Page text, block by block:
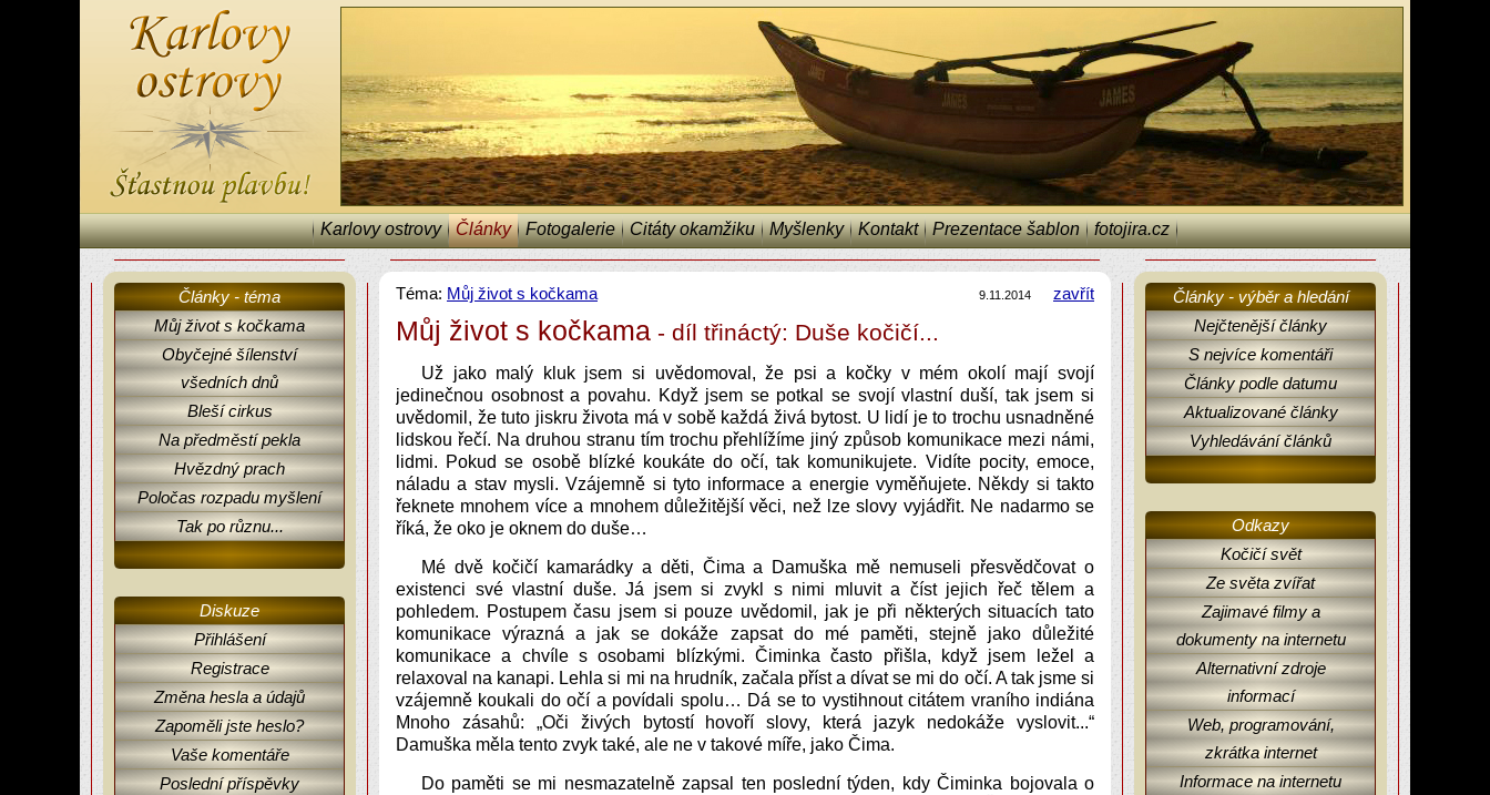
Karlovy ostrovy Články Fotogalerie Citáty okamžiku Myšlenky Kontakt Prezentace šablon fotojira.cz
Články - téma
Můj život s kočkama
Obyčejné šílenství
všedních dnů
Bleší cirkus
Na předměstí pekla
Hvězdný prach
Poločas rozpadu myšlení
Tak po různu...
Diskuze
Přihlášení
Registrace
Změna hesla a údajů
Zapoměli jste heslo?
Vaše komentáře
Poslední příspěvky
Téma: Můj život s kočkama 9.11.2014 zavřít
Můj život s kočkama - díl třináctý: Duše kočičí...
Už jako malý kluk jsem si uvědomoval, že psi a kočky v mém okolí mají svojí
jedinečnou osobnost a povahu. Když jsem se potkal se svojí vlastní duší, tak jsem si
uvědomil, že tuto jiskru života má v sobě každá živá bytost. U lidí je to trochu usnadněné
lidskou řečí. Na druhou stranu tím trochu přehlížíme jiný způsob komunikace mezi námi,
lidmi. Pokud se osobě blízké koukáte do očí, tak komunikujete. Vidíte pocity, emoce,
náladu a stav mysli. Vzájemně si tyto informace a energie vyměňujete. Někdy si takto
řeknete mnohem více a mnohem důležitější věci, než lze slovy vyjádřit. Ne nadarmo se
říká, že oko je oknem do duše…
Mé dvě kočičí kamarádky a děti, Čima a Damuška mě nemuseli přesvědčovat o
existenci své vlastní duše. Já jsem si zvykl s nimi mluvit a číst jejich řeč tělem a
pohledem. Postupem času jsem si pouze uvědomil, jak je při některých situacích tato
komunikace výrazná a jak se dokáže zapsat do mé paměti, stejně jako důležité
komunikace a chvíle s osobami blízkými. Čiminka často přišla, když jsem ležel a
relaxoval na kanapi. Lehla si mi na hrudník, začala příst a dívat se mi do očí. A tak jsme si
vzájemně koukali do očí a povídali spolu… Dá se to vystihnout citátem vraního indiána
Mnoho zásahů: „Oči živých bytostí hovoří slovy, která jazyk nedokáže vyslovit...“
Damuška měla tento zvyk také, ale ne v takové míře, jako Čima.
Do paměti se mi nesmazatelně zapsal ten poslední týden, kdy Čiminka bojovala o
Články - výběr a hledání
Nejčtenější články
S nejvíce komentáři
Články podle datumu
Aktualizované články
Vyhledávání článků
Odkazy
Kočičí svět
Ze světa zvířat
Zajimavé filmy a
dokumenty na internetu
Alternativní zdroje
informací
Web, programování,
zkrátka internet
Informace na internetu